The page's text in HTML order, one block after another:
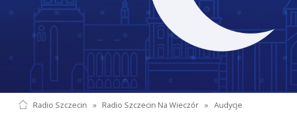
Radio Szczecin » Radio Szczecin Na Wieczór » Audycje